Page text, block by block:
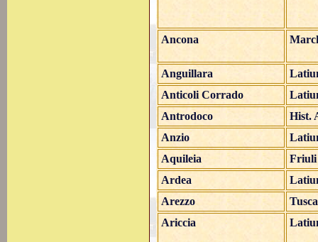
Ancona
Anguillara
Anticoli Corrado
Antrodoco
Hist.
Anzio
Aquileia
Friuli
Ardea
Arezzo
Ariccia